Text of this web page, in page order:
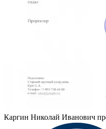
Каргин Николай Иванович